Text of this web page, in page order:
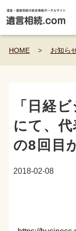
HOME > お知ら
「日経
にて、
の8回目
2018-02-08